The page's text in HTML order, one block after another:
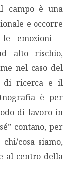
campo è una
e occorre
le emozioni –
alto rischio,
nel caso del
di ricerca e il
è per
di lavoro in
contano, per
cosa siamo,
al centro della